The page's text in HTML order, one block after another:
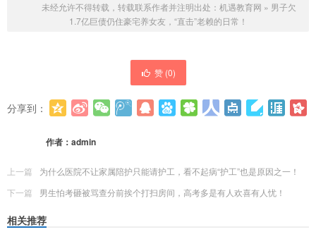
未经允许不得转载，转载联系作者并注明出处： 机遇教育网 » 男子欠
1.7亿巨债仍住豪宅养女友，“直击”老赖的日常！
赞 (0)
分享到：
作者： admin
上一篇
为什么医院不让家属陪护只能请护工，看不起病“护工”也是原因之一！
下一篇
男生怕考砸被骂查分前挨个打扫房间，高考多是有人欢喜有人忧！
相关推荐